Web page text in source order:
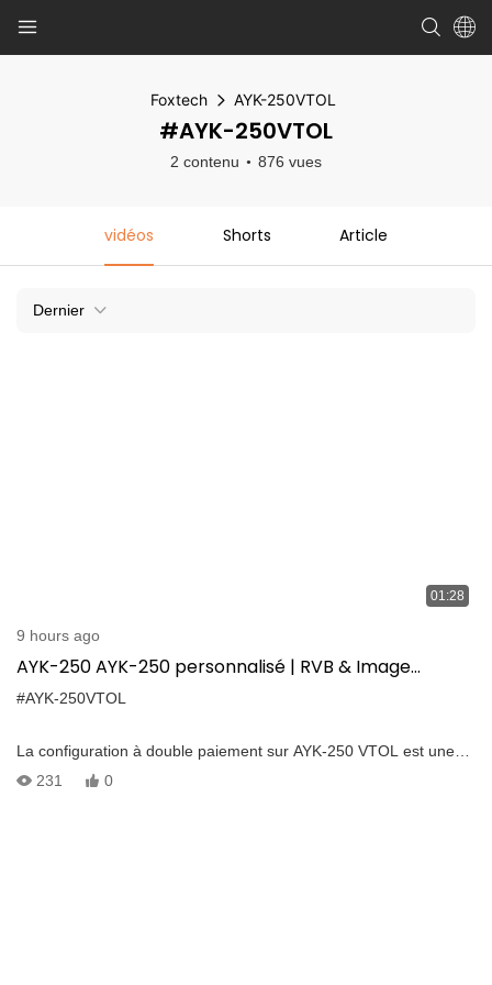
Foxtech AYK-250VTOL
#AYK-250VTOL
2 contenu 876 vues
vidéos Shorts Article
Dernier
01:28
9 hours ago
AYK-250 AYK-250 personnalisé | RVB & Image
multispectrale de la carte NDVI
#AYK-250VTOL
La configuration à double paiement sur AYK-250 VTOL est une
demande de personnalisation de nos clients pour inspecter les
231 0